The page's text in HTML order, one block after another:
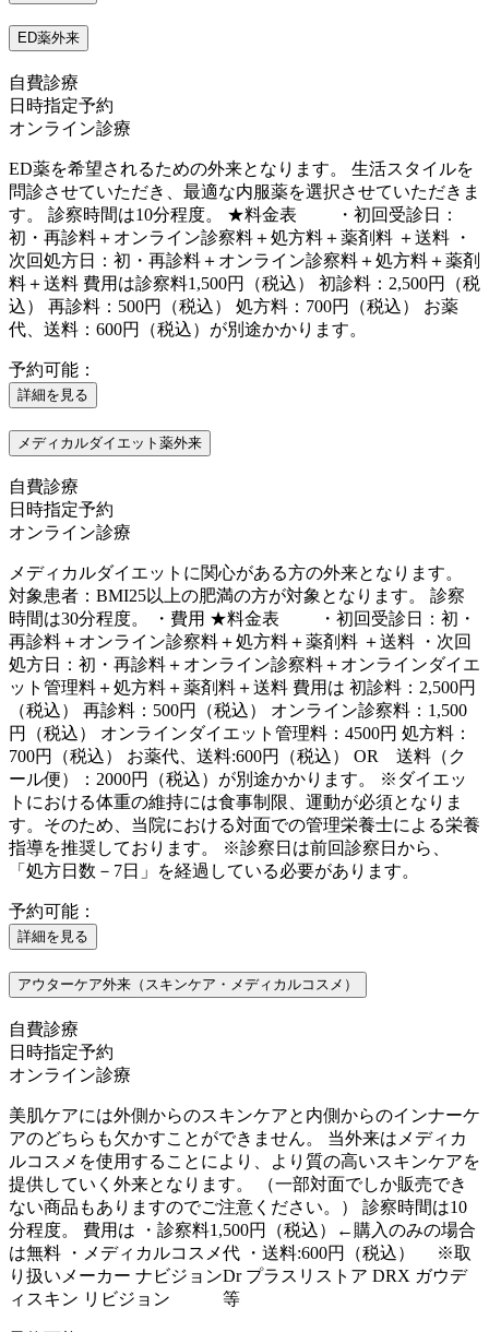
ED薬外来
自費診療
日時指定予約
オンライン診療
ED薬を希望されるための外来となります。 生活スタイルを
問診させていただき、最適な内服薬を選択させていただきま
す。 診察時間は10分程度。 ★料金表 ・初回受診日：
初・再診料＋オンライン診察料＋処方料＋薬剤料 ＋送料 ・
次回処方日：初・再診料＋オンライン診察料＋処方料＋薬剤
料＋送料 費用は診察料1,500円（税込） 初診料：2,500円（税
込） 再診料：500円（税込） 処方料：700円（税込） お薬
代、送料：600円（税込）が別途かかります。
予約可能：
詳細を見る
メディカルダイエット薬外来
自費診療
日時指定予約
オンライン診療
メディカルダイエットに関心がある方の外来となります。
対象患者：BMI25以上の肥満の方が対象となります。 診察
時間は30分程度。 ・費用 ★料金表 ・初回受診日：初・
再診料＋オンライン診察料＋処方料＋薬剤料 ＋送料 ・次回
処方日：初・再診料＋オンライン診察料＋オンラインダイエ
ット管理料＋処方料＋薬剤料＋送料 費用は 初診料：2,500円
（税込） 再診料：500円（税込） オンライン診察料：1,500
円（税込） オンラインダイエット管理料：4500円 処方料：
700円（税込） お薬代、送料:600円（税込） OR 送料（ク
ール便）：2000円（税込）が別途かかります。 ※ダイエッ
トにおける体重の維持には食事制限、運動が必須となりま
す。そのため、当院における対面での管理栄養士による栄養
指導を推奨しております。 ※診察日は前回診察日から、
「処方日数－7日」を経過している必要があります。
予約可能：
詳細を見る
アウターケア外来（スキンケア・メディカルコスメ）
自費診療
日時指定予約
オンライン診療
美肌ケアには外側からのスキンケアと内側からのインナーケ
アのどちらも欠かすことができません。 当外来はメディカ
ルコスメを使用することにより、より質の高いスキンケアを
提供していく外来となります。 （一部対面でしか販売でき
ない商品もありますのでご注意ください。） 診察時間は10
分程度。 費用は ・診察料1,500円（税込）←購入のみの場合
は無料 ・メディカルコスメ代 ・送料:600円（税込） ※取
り扱いメーカー ナビジョンDr プラスリストア DRX ガウデ
ィスキン リビジョン 等